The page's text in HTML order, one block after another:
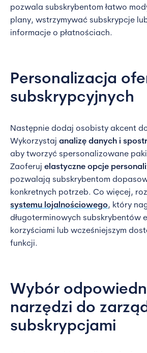
pozwala subskrybentom łatwo
plany, wstrzymywać subskrypcje
informacje o płatnościach.
Personalizacja
subskrypcyjnych
Następnie dodaj osobisty akcent
Wykorzystaj analizę danych i
aby tworzyć spersonalizowane
Zaoferuj elastyczne opcje
pozwalają subskrybentom
konkretnych potrzeb. Co więcej,
systemu lojalnościowego, który
długoterminowych subskrybentów
korzyściami lub wcześniejszym
funkcji.
Wybór
narzędzi do
subskrypcjami